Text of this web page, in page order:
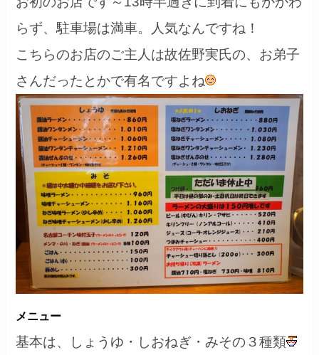
らず、駐車場は満車。人気なんですね！
こちらのお店のご主人は故佐野実氏の、お弟子
さんだったとかで有名ですよね
メニュー
基本は、しょうゆ・しおねぎ・みその３種類